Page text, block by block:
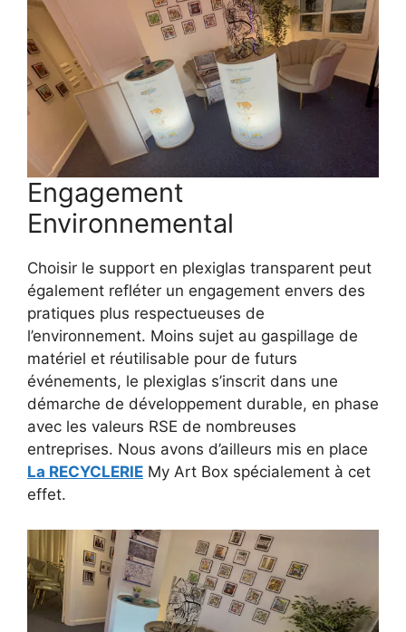
Engagement
Environnemental
Choisir le support en plexiglas transparent peut
également refléter un engagement envers des
pratiques plus respectueuses de
l’environnement. Moins sujet au gaspillage de
matériel et réutilisable pour de futurs
événements, le plexiglas s’inscrit dans une
démarche de développement durable, en phase
avec les valeurs RSE de nombreuses
entreprises. Nous avons d’ailleurs mis en place
La RECYCLERIE My Art Box spécialement à cet
effet.